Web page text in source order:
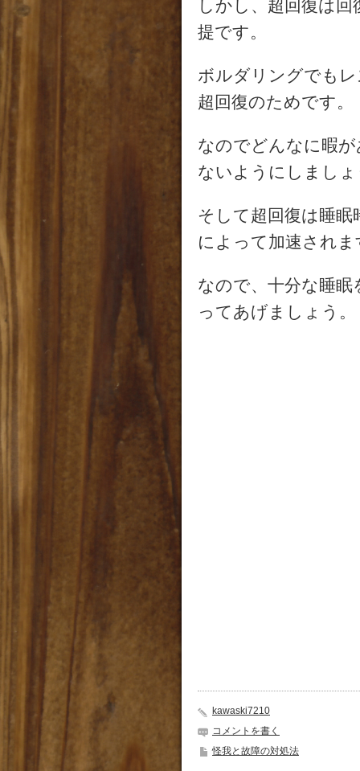
しかし、超回復は
提です。
ボルダリングでも
超回復のためです。
なのでどんなに暇
ないようにしまし
そして超回復は睡
によって加速されま
なので、十分な睡
ってあげましょう。
kawaski7210
コメントを書く
怪我と故障の対処法